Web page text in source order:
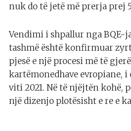
nuk do të jetë më prerja prej
Vendimi i shpallur nga BQE-
tashmë është konfirmuar
pjesë e një procesi më të
kartëmonedhave evropiane,
viti 2021. Në të njëjtën kohë,
një dizenjo plotësisht e re e